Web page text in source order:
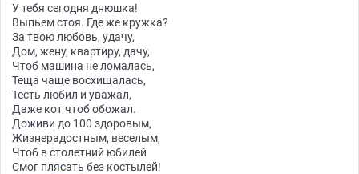
У тебя сегодня днюшка!
Выпьем стоя. Где же кружка?
За твою любовь, удачу,
Дом, жену, квартиру, дачу,
Чтоб машина не ломалась,
Теща чаще восхищалась,
Тесть любил и уважал,
Даже кот чтоб обожал.
Доживи до 100 здоровым,
Жизнерадостным, веселым,
Чтоб в столетний юбилей
Смог плясать без костылей!